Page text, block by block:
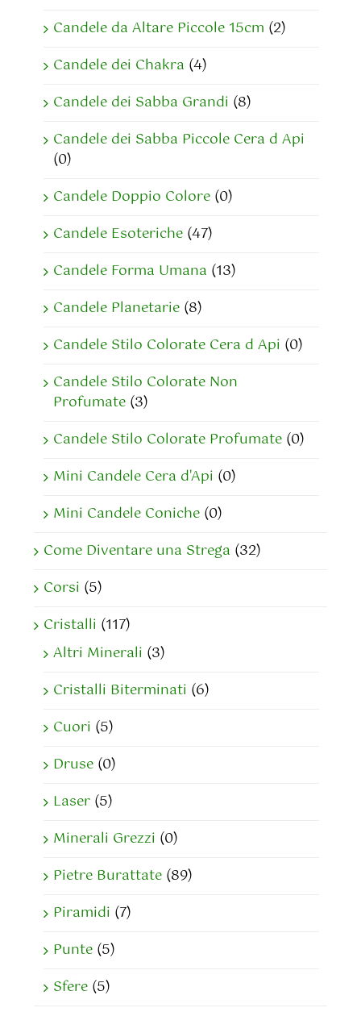
Candele da Altare Piccole 15cm (2)
Candele dei Chakra (4)
Candele dei Sabba Grandi (8)
Candele dei Sabba Piccole Cera d Api
(0)
Candele Doppio Colore (0)
Candele Esoteriche (47)
Candele Forma Umana (13)
Candele Planetarie (8)
Candele Stilo Colorate Cera d Api (0)
Candele Stilo Colorate Non
Profumate (3)
Candele Stilo Colorate Profumate (0)
Mini Candele Cera d'Api (0)
Mini Candele Coniche (0)
Come Diventare una Strega (32)
Corsi (5)
Cristalli (117)
Altri Minerali (3)
Cristalli Biterminati (6)
Cuori (5)
Druse (0)
Laser (5)
Minerali Grezzi (0)
Pietre Burattate (89)
Piramidi (7)
Punte (5)
Sfere (5)